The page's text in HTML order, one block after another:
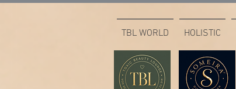
TBL WORLD HOLISTIC